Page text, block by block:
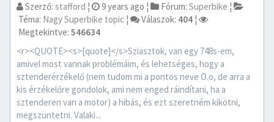
Szerző: stafford ¦ 9 years ago ¦ Fórum: Superbike ¦
Téma: Nagy Superbike topic ¦ Válaszok: 404 ¦
Megtekintve: 546634
<r><QUOTE><s>[quote]</s>Sziasztok, van egy 748s-em,
amivel most vannak problémáim, és lehetséges, hogy a
sztenderérzékelő (nem tudom mi a pontos neve O.o, de arra a
kis érzékelőre gondolok, ami nem enged ráindítani, ha a
sztenderen van a motor) a hibás, és ezt szeretném kikötni,
megszüntetni. Valaki...